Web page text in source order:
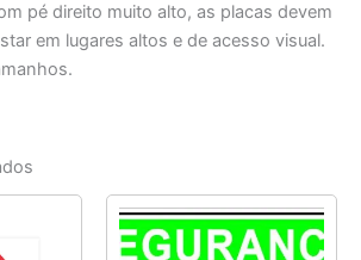
pé direito muito alto, as placas devem
em lugares altos e de acesso visual.